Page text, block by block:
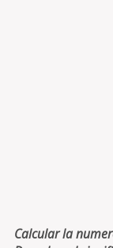
Calcular la